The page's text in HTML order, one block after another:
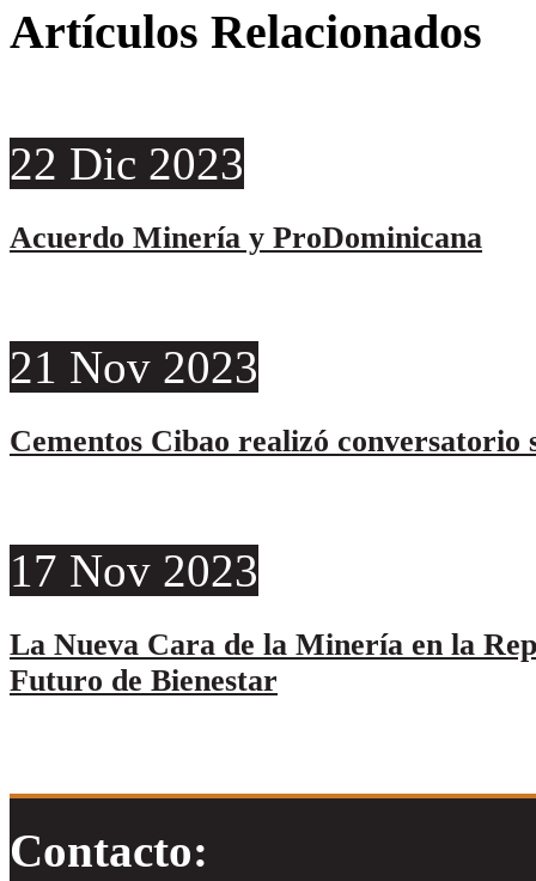
Artículos Relacionados
22 Dic 2023
Acuerdo Minería y ProDominicana
21 Nov 2023
Cementos Cibao realizó conversatorio
17 Nov 2023
La Nueva Cara de la Minería en la
Futuro de Bienestar
Contacto: